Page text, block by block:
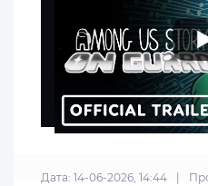
Дата: 14-06-2026, 14:44